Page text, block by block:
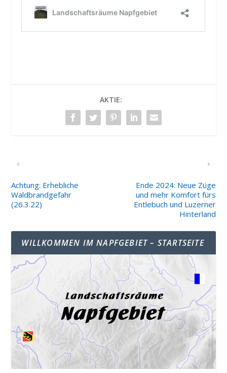
AKTIE:
Achtung: Erhebliche
Waldbrandgefahr
(26.3.22)
Ende 2024: Neue Züge
und mehr Komfort fürs
Entlebuch und Luzerner
Hinterland
WILLKOMMEN IM NAPFGEBIET – STARTSEITE